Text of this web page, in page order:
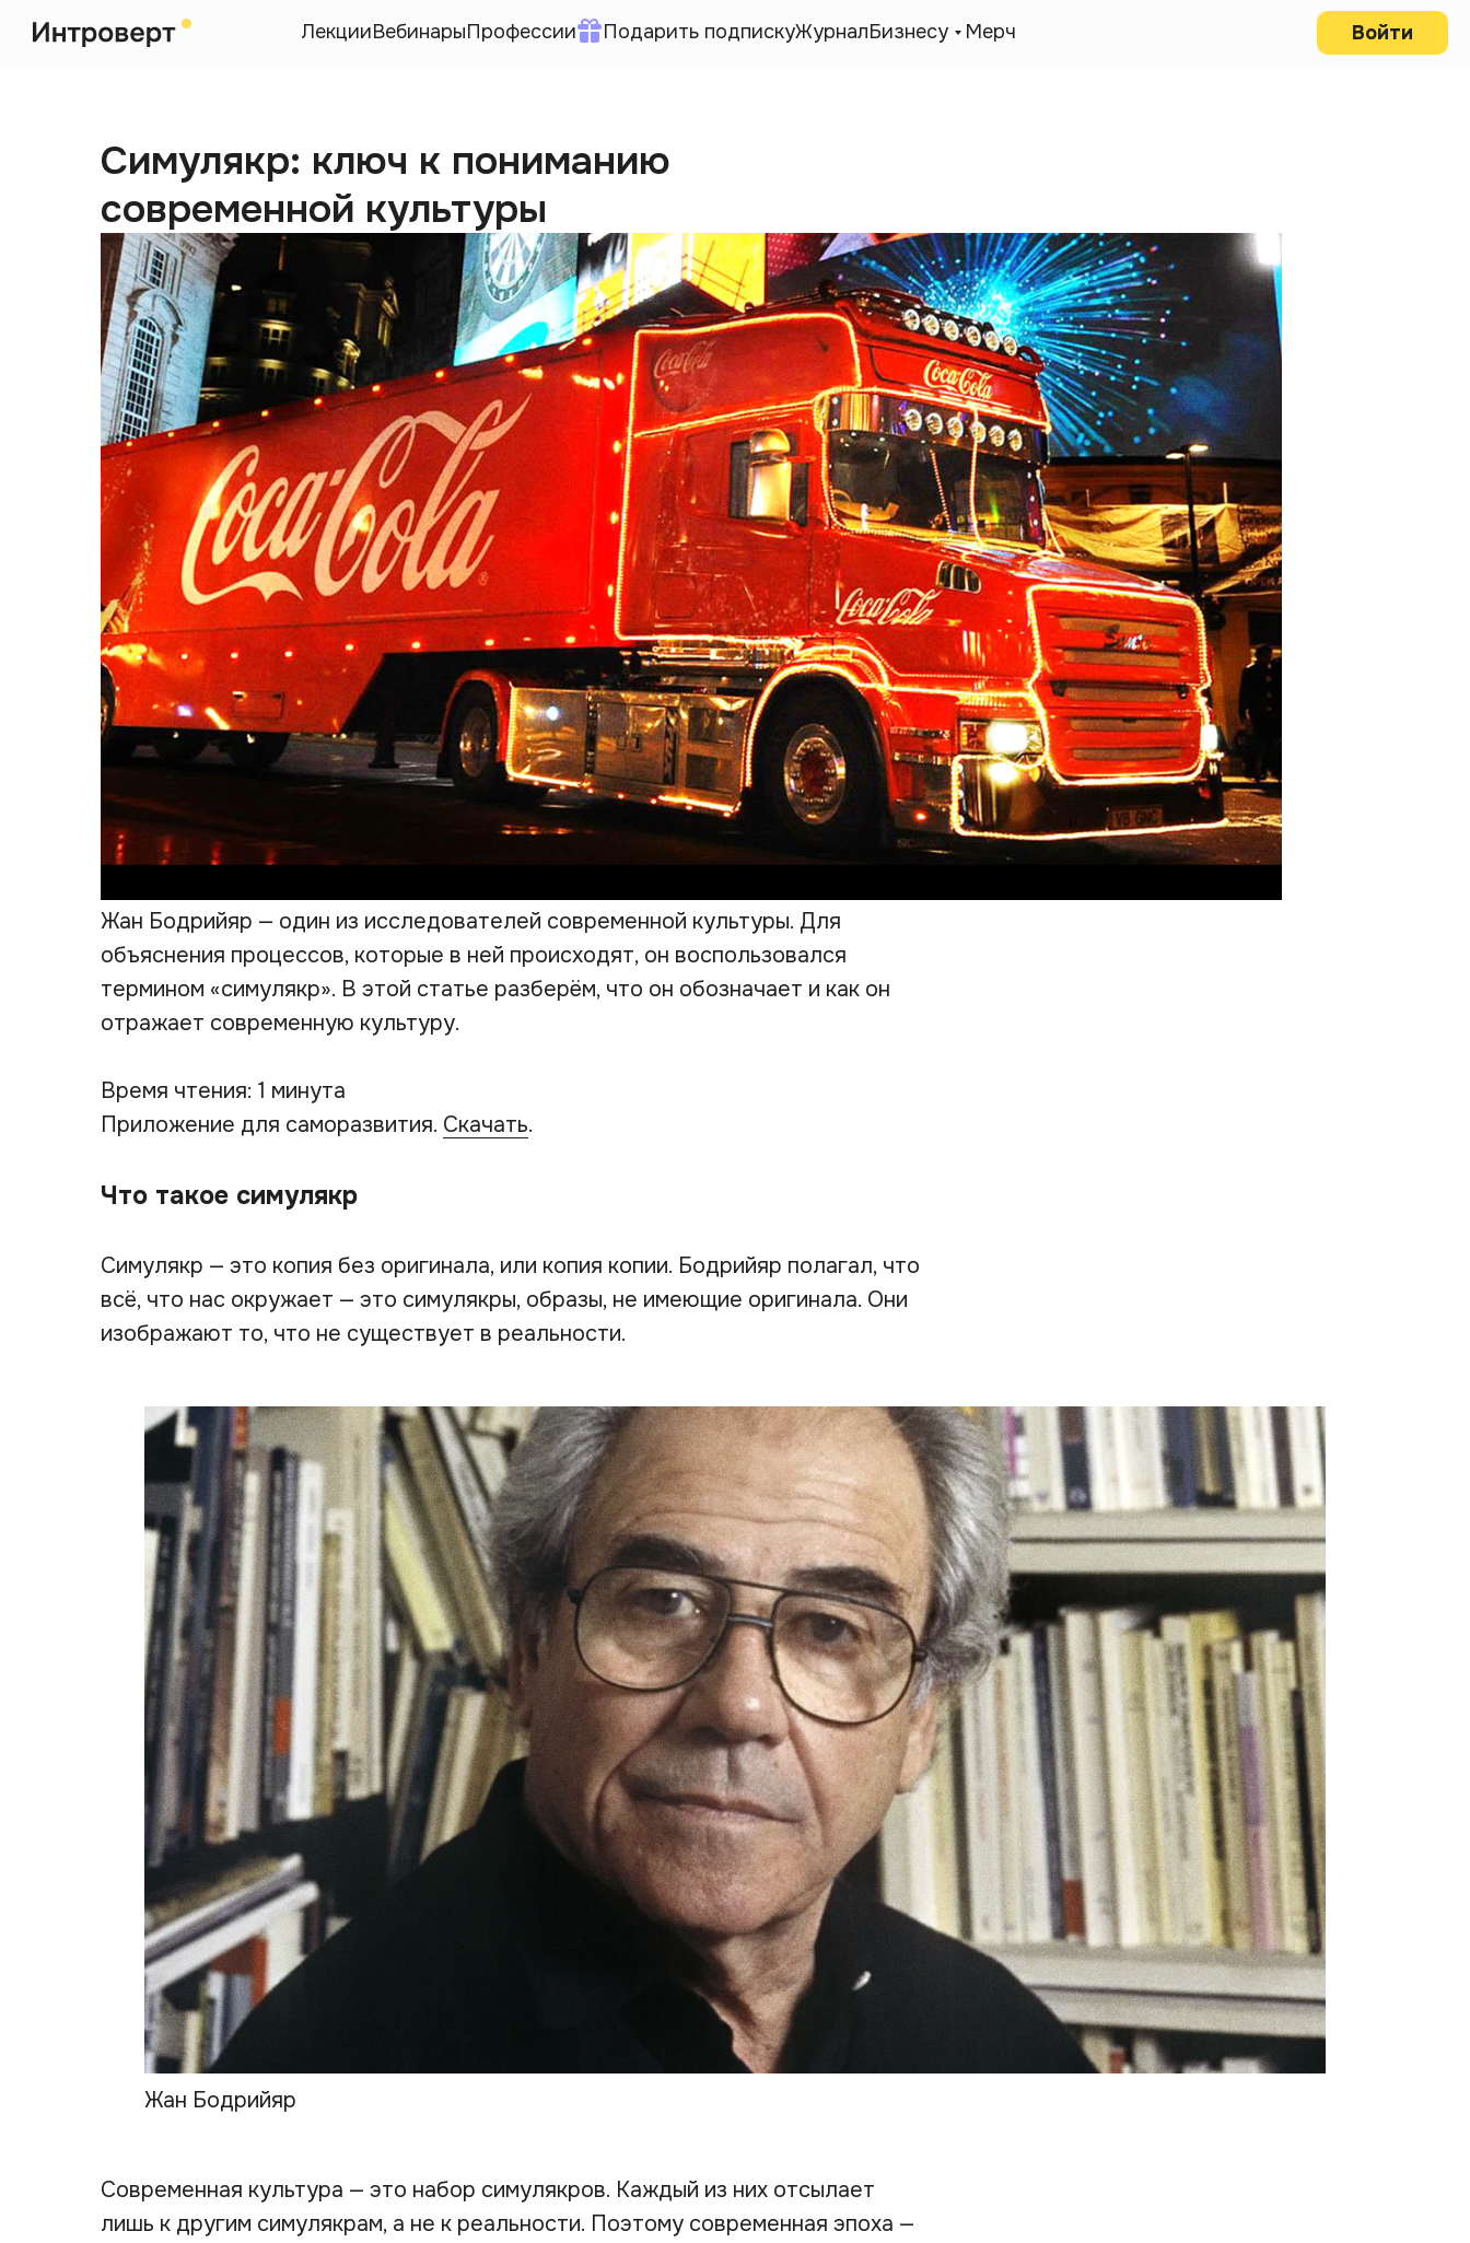
ЛекцииВебинарыПрофессии Подарить подпискуЖурналБизнесу Мерч Войти
Симулякр: ключ к пониманию
современной культуры
Жан Бодрийяр — один из исследователей современной культуры. Для
объяснения процессов, которые в ней происходят, он воспользовался
термином «симулякр». В этой статье разберём, что он обозначает и как он
отражает современную культуру.
Время чтения: 1 минута
Приложение для саморазвития. Скачать.
Что такое симулякр
Симулякр — это копия без оригинала, или копия копии. Бодрийяр полагал, что
всё, что нас окружает — это симулякры, образы, не имеющие оригинала. Они
изображают то, что не существует в реальности.
Жан Бодрийяр
Современная культура — это набор симулякров. Каждый из них отсылает
лишь к другим симулякрам, а не к реальности. Поэтому современная эпоха —